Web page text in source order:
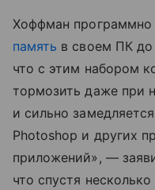
Хоффман программно
память в своем ПК до
что с этим набором
тормозить даже при
и сильно
Photoshop и других
приложений», —
что спустя